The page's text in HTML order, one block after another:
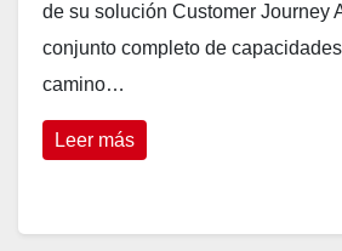
de su solución Customer Journey
conjunto completo de
camino…
Leer más